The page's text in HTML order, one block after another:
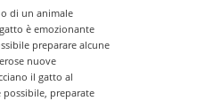
di un animale
è emozionante
preparare alcune
nuove
il gatto al
possibile, preparate